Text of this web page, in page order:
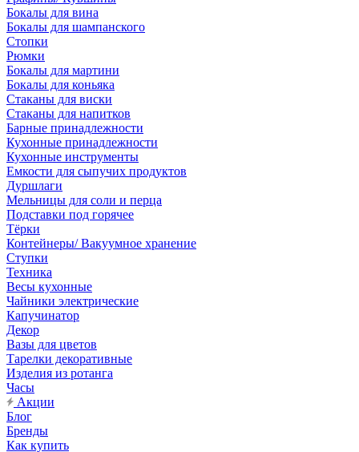
Бокалы для вина
Бокалы для шампанского
Стопки
Рюмки
Бокалы для мартини
Бокалы для коньяка
Стаканы для виски
Стаканы для напитков
Барные принадлежности
Кухонные принадлежности
Кухонные инструменты
Емкости для сыпучих продуктов
Дуршлаги
Мельницы для соли и перца
Подставки под горячее
Тёрки
Контейнеры/ Вакуумное хранение
Ступки
Техника
Весы кухонные
Чайники электрические
Капучинатор
Декор
Вазы для цветов
Тарелки декоративные
Изделия из ротанга
Часы
Акции
Блог
Бренды
Как купить